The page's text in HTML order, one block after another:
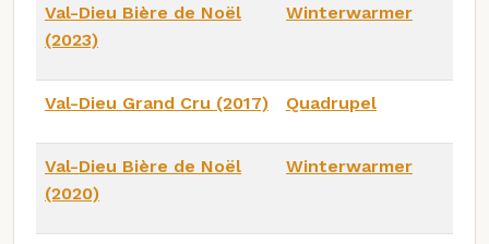
Val-Dieu Bière de Noël
(2023)
Winterwarmer
Val-Dieu Grand Cru (2017) Quadrupel
Val-Dieu Bière de Noël
(2020)
Winterwarmer